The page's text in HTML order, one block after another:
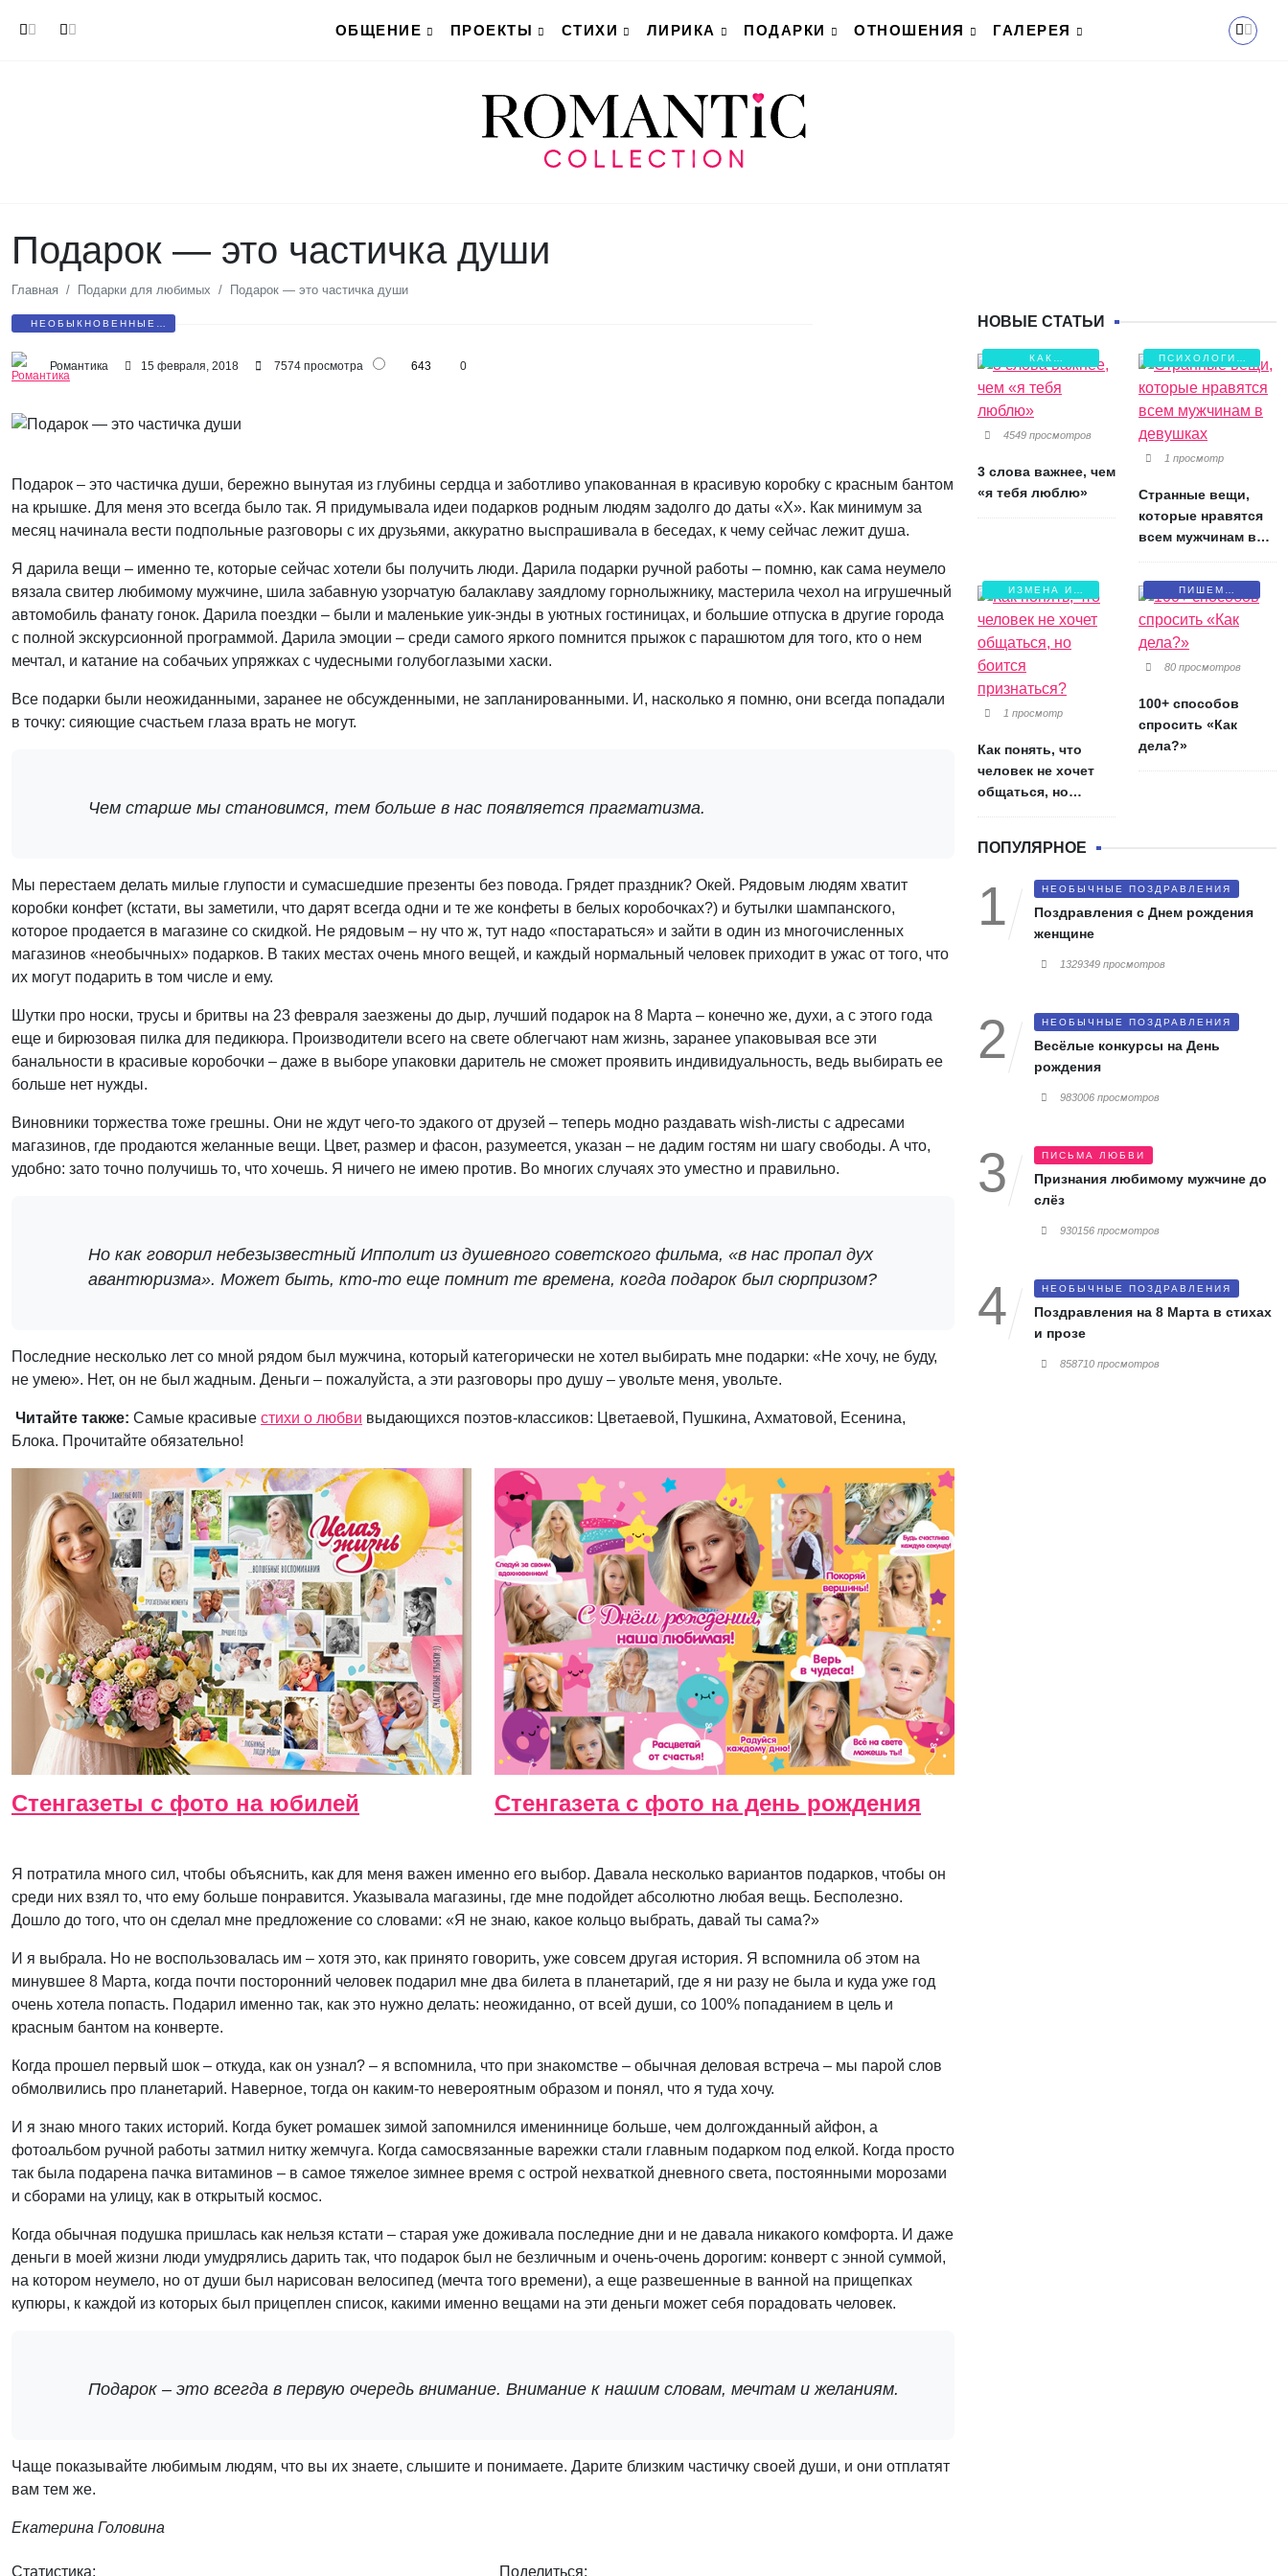
ОБЩЕНИЕ
ПРОЕКТЫ СТИХИ ЛИРИКА ПОДАРКИ ОТНОШЕНИЯ ГАЛЕРЕЯ
Подарок — это частичка души
Главная Подарки для любимых Подарок — это частичка души
НЕОБЫКНОВЕННЫЕ
Романтика 15 февраля, 2018 7574 просмотра 643 0
Подарок – это частичка души, бережно вынутая из глубины сердца и заботливо упакованная в красивую коробку с красным бантом
на крышке. Для меня это всегда было так. Я придумывала идеи подарков родным людям задолго до даты «Х». Как минимум за
месяц начинала вести подпольные разговоры с их друзьями, аккуратно выспрашивала в беседах, к чему сейчас лежит душа.
Я дарила вещи – именно те, которые сейчас хотели бы получить люди. Дарила подарки ручной работы – помню, как сама неумело
вязала свитер любимому мужчине, шила забавную узорчатую балаклаву заядлому горнолыжнику, мастерила чехол на игрушечный
автомобиль фанату гонок. Дарила поездки – были и маленькие уик-энды в уютных гостиницах, и большие отпуска в другие города
с полной экскурсионной программой. Дарила эмоции – среди самого яркого помнится прыжок с парашютом для того, кто о нем
мечтал, и катание на собачьих упряжках с чудесными голубоглазыми хаски.
Все подарки были неожиданными, заранее не обсужденными, не запланированными. И, насколько я помню, они всегда попадали
в точку: сияющие счастьем глаза врать не могут.
Чем старше мы становимся, тем больше в нас появляется прагматизма.
Мы перестаем делать милые глупости и сумасшедшие презенты без повода. Грядет праздник? Окей. Рядовым людям хватит
коробки конфет (кстати, вы заметили, что дарят всегда одни и те же конфеты в белых коробочках?) и бутылки шампанского,
которое продается в магазине со скидкой. Не рядовым – ну что ж, тут надо «постараться» и зайти в один из многочисленных
магазинов «необычных» подарков. В таких местах очень много вещей, и каждый нормальный человек приходит в ужас от того, что
их могут подарить в том числе и ему.
Шутки про носки, трусы и бритвы на 23 февраля заезжены до дыр, лучший подарок на 8 Марта – конечно же, духи, а с этого года
еще и бирюзовая пилка для педикюра. Производители всего на свете облегчают нам жизнь, заранее упаковывая все эти
банальности в красивые коробочки – даже в выборе упаковки даритель не сможет проявить индивидуальность, ведь выбирать ее
больше нет нужды.
Виновники торжества тоже грешны. Они не ждут чего-то эдакого от друзей – теперь модно раздавать wish-листы с адресами
магазинов, где продаются желанные вещи. Цвет, размер и фасон, разумеется, указан – не дадим гостям ни шагу свободы. А что,
удобно: зато точно получишь то, что хочешь. Я ничего не имею против. Во многих случаях это уместно и правильно.
Но как говорил небезызвестный Ипполит из душевного советского фильма, «в нас пропал дух
авантюризма». Может быть, кто-то еще помнит те времена, когда подарок был сюрпризом?
Последние несколько лет со мной рядом был мужчина, который категорически не хотел выбирать мне подарки: «Не хочу, не буду,
не умею». Нет, он не был жадным. Деньги – пожалуйста, а эти разговоры про душу – увольте меня, увольте.
Читайте также: Самые красивые стихи о любви выдающихся поэтов-классиков: Цветаевой, Пушкина, Ахматовой, Есенина,
Блока. Прочитайте обязательно!
Стенгазеты с фото на юбилей Стенгазета с фото на день рождения
Я потратила много сил, чтобы объяснить, как для меня важен именно его выбор. Давала несколько вариантов подарков, чтобы он
среди них взял то, что ему больше понравится. Указывала магазины, где мне подойдет абсолютно любая вещь. Бесполезно.
Дошло до того, что он сделал мне предложение со словами: «Я не знаю, какое кольцо выбрать, давай ты сама?»
И я выбрала. Но не воспользовалась им – хотя это, как принято говорить, уже совсем другая история. Я вспомнила об этом на
минувшее 8 Марта, когда почти посторонний человек подарил мне два билета в планетарий, где я ни разу не была и куда уже год
очень хотела попасть. Подарил именно так, как это нужно делать: неожиданно, от всей души, со 100% попаданием в цель и
красным бантом на конверте.
Когда прошел первый шок – откуда, как он узнал? – я вспомнила, что при знакомстве – обычная деловая встреча – мы парой слов
обмолвились про планетарий. Наверное, тогда он каким-то невероятным образом и понял, что я туда хочу.
И я знаю много таких историй. Когда букет ромашек зимой запомнился имениннице больше, чем долгожданный айфон, а
фотоальбом ручной работы затмил нитку жемчуга. Когда самосвязанные варежки стали главным подарком под елкой. Когда просто
так была подарена пачка витаминов – в самое тяжелое зимнее время с острой нехваткой дневного света, постоянными морозами
и сборами на улицу, как в открытый космос.
Когда обычная подушка пришлась как нельзя кстати – старая уже доживала последние дни и не давала никакого комфорта. И даже
деньги в моей жизни люди умудрялись дарить так, что подарок был не безличным и очень-очень дорогим: конверт с энной суммой,
на котором неумело, но от души был нарисован велосипед (мечта того времени), а еще развешенные в ванной на прищепках
купюры, к каждой из которых был прицеплен список, какими именно вещами на эти деньги может себя порадовать человек.
Подарок – это всегда в первую очередь внимание. Внимание к нашим словам, мечтам и желаниям.
Чаще показывайте любимым людям, что вы их знаете, слышите и понимаете. Дарите близким частичку своей души, и они отплатят
вам тем же.
Екатерина Головина
Статистика: Поделиться:
НОВЫЕ СТАТЬИ
КАК
СОХРАНИТЬ
ЛЮБОВЬ?
4549 просмотров
3 слова важнее, чем
«я тебя люблю»
ПСИХОЛОГИЯ
ЛЮБВИ
1 просмотр
Странные вещи,
которые нравятся
всем мужчинам в
ИЗМЕНА И
БОЛЬ
1 просмотр
Как понять, что
человек не хочет
общаться, но
ПИШЕМ
ПИСЬМА
80 просмотров
100+ способов
спросить «Как
дела?»
ПОПУЛЯРНОЕ
НЕОБЫЧНЫЕ ПОЗДРАВЛЕНИЯ
Поздравления с Днем рождения
женщине
1329349 просмотров
НЕОБЫЧНЫЕ ПОЗДРАВЛЕНИЯ
Весёлые конкурсы на День
рождения
983006 просмотров
ПИСЬМА ЛЮБВИ
Признания любимому мужчине до
слёз
930156 просмотров
НЕОБЫЧНЫЕ ПОЗДРАВЛЕНИЯ
Поздравления на 8 Марта в стихах
и прозе
858710 просмотров